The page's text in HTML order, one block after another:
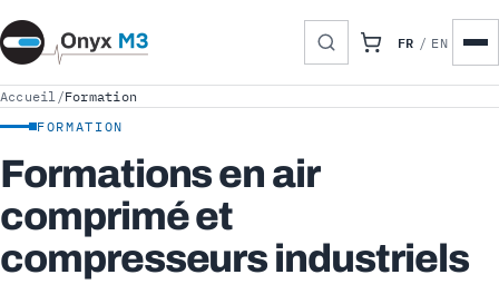
FR / EN
Accueil /Formation
FORMATION
Formations en air
comprimé et
compresseurs industriels